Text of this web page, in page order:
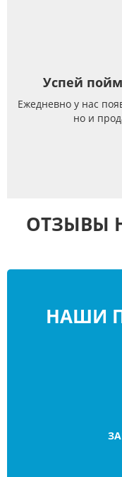
Успей
Ежедневно у нас
но и
ОТЗЫВЫ
НАШИ